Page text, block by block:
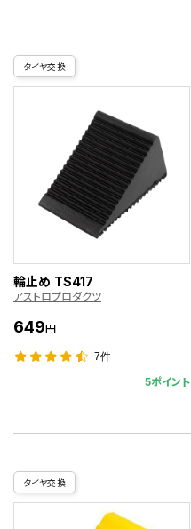
タイヤ交換
輪止め TS417
アストロプロダクツ
649円
7件
5ポイント
タイヤ交換